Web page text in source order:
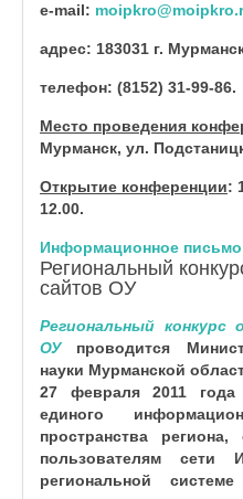
e-mail:
адрес: 183031 г.
телефон: (8152) 31-99-86.
Место проведения
Мурманск, ул.
Открытие конференции:
12.00.
Информационное письмо
Региональный
сайтов ОУ
Региональный конкурс
ОУпроводится
науки Мурманской
27 февраля 2011 года
единого
пространства
пользователям сети
региональной